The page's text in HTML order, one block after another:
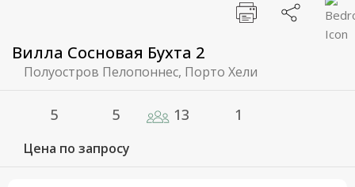
Вилла Сосновая Бухта 2
Полуостров Пелопоннес, Порто Хели
5 5 13 1
Цена по запросу